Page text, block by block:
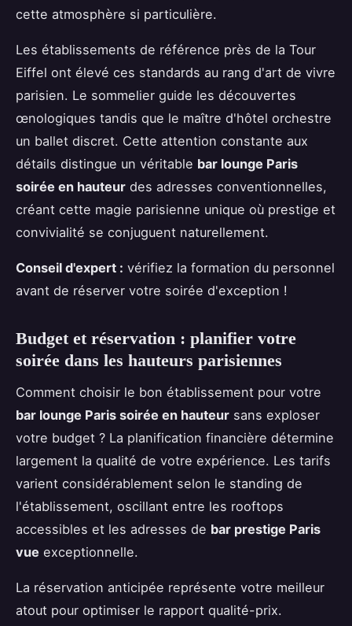
cette atmosphère si particulière.
Les établissements de référence près de la Tour
Eiffel ont élevé ces standards au rang d'art de vivre
parisien. Le sommelier guide les découvertes
œnologiques tandis que le maître d'hôtel orchestre
un ballet discret. Cette attention constante aux
détails distingue un véritable bar lounge Paris
soirée en hauteur des adresses conventionnelles,
créant cette magie parisienne unique où prestige et
convivialité se conjuguent naturellement.
Conseil d'expert : vérifiez la formation du personnel
avant de réserver votre soirée d'exception !
Budget et réservation : planifier votre
soirée dans les hauteurs parisiennes
Comment choisir le bon établissement pour votre
bar lounge Paris soirée en hauteur sans exploser
votre budget ? La planification financière détermine
largement la qualité de votre expérience. Les tarifs
varient considérablement selon le standing de
l'établissement, oscillant entre les rooftops
accessibles et les adresses de bar prestige Paris
vue exceptionnelle.
La réservation anticipée représente votre meilleur
atout pour optimiser le rapport qualité-prix.